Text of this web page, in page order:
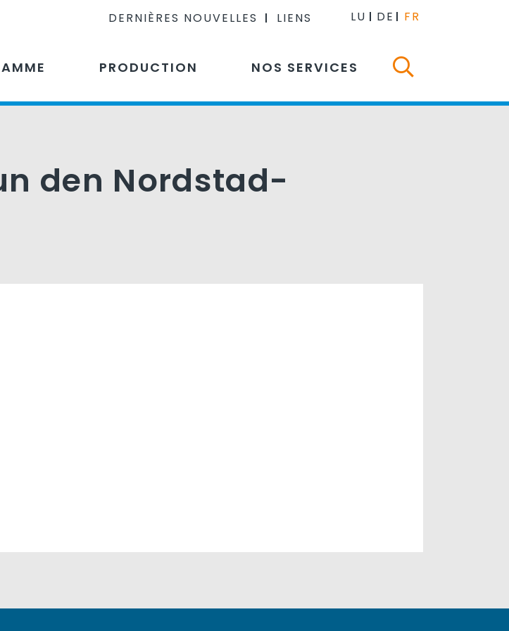
DERNIÈRES NOUVELLES LIENS LU DE FR
PRODUCTION NOS SERVICES
den Nordstad-